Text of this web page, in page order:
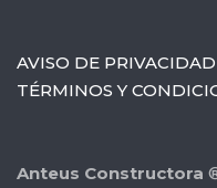
AVISO DE PRIVACIDAD
TÉRMINOS Y
Anteus Constructora